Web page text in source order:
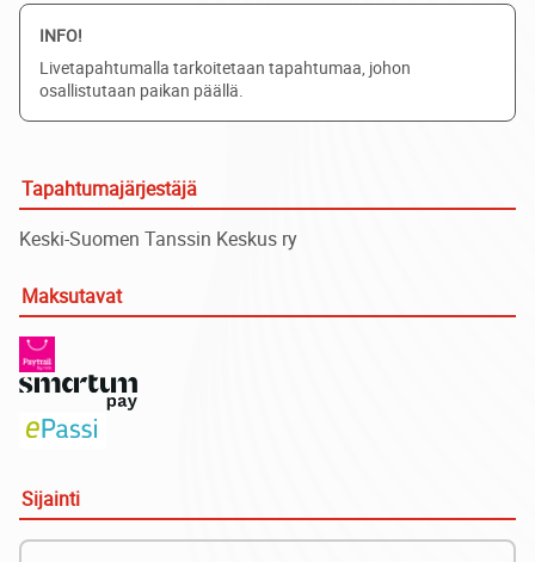
INFO!
Livetapahtumalla tarkoitetaan tapahtumaa, johon
osallistutaan paikan päällä.
Tapahtumajärjestäjä
Keski-Suomen Tanssin Keskus ry
Maksutavat
Sijainti